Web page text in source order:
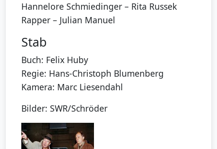
Hannelore Schmiedinger – Rita Russek
Rapper – Julian Manuel
Stab
Buch: Felix Huby
Regie: Hans-Christoph Blumenberg
Kamera: Marc Liesendahl
Bilder: SWR/Schröder